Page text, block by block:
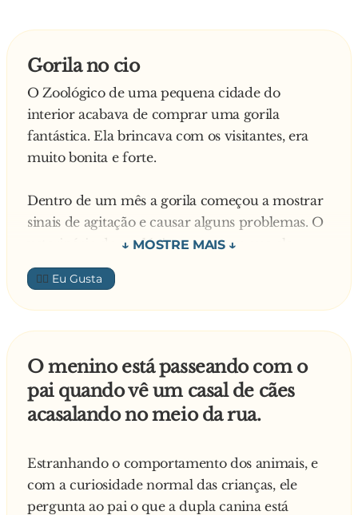
os mil reais?
Gorila no cio
O Zoológico de uma pequena cidade do
interior acabava de comprar uma gorila
fantástica. Ela brincava com os visitantes, era
muito bonita e forte.
Dentro de um mês a gorila começou a mostrar
sinais de agitação e causar alguns problemas. O
veterinário do zoológico constatou que ela
estava no cio.
â?? Precisamos arrumar um macho
rapidamente para acalmar a gorila! â?? disse ele
Então todos os zoológicos das cidades vizinhas
foram acionados, mas nenhum gorila em idade
estavam ficando desesperados com a situação
quando um funcionário disse:
👍🏼
O menino está passeando com o
pai quando vê um casal de cães
acasalando no meio da rua.
Estranhando o comportamento dos animais, e
com a curiosidade normal das crianças, ele
pergunta ao pai o que a dupla canina está